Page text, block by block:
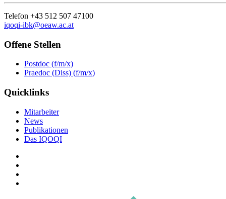
Telefon +43 512 507 47100
iqoqi-ibk@oeaw.ac.at
Offene Stellen
Postdoc (f/m/x)
Praedoc (Diss) (f/m/x)
Quicklinks
Mitarbeiter
News
Publikationen
Das IQOQI